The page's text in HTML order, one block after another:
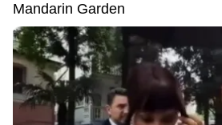
Mandarin Garden